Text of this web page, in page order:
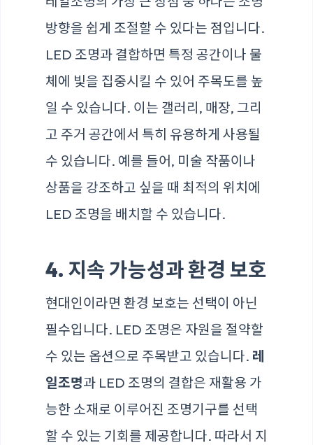
방향을 쉽게 조절할 수 있다는 점입니다.
LED 조명과 결합하면 특정 공간이나 물
체에 빛을 집중시킬 수 있어 주목도를 높
일 수 있습니다. 이는 갤러리, 매장, 그리
고 주거 공간에서 특히 유용하게 사용될
수 있습니다. 예를 들어, 미술 작품이나
상품을 강조하고 싶을 때 최적의 위치에
LED 조명을 배치할 수 있습니다.
4. 지속 가능성과 환경 보호
현대인이라면 환경 보호는 선택이 아닌
필수입니다. LED 조명은 자원을 절약할
수 있는 옵션으로 주목받고 있습니다. 레
일조명과 LED 조명의 결합은 재활용 가
능한 소재로 이루어진 조명기구를 선택
할 수 있는 기회를 제공합니다. 따라서 지